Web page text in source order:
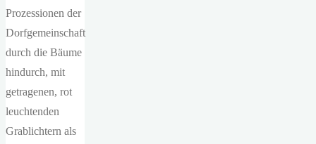
Prozessionen der
Dorfgemeinschaft
durch die Bäume
hindurch, mit
getragenen, rot
leuchtenden
Grablichtern als